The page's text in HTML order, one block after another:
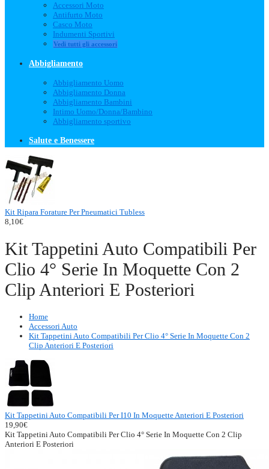
Accessori Moto
Antifurto Moto
Casco Moto
Indumenti Sportivi
Vedi tutti gli accessori
Abbigliamento
Abbigliamento Uomo
Abbigliamento Donna
Abbigliamento Bambini
Intimo Uomo/Donna/Bambino
Abbigliamento sportivo
Salute e Benessere
Kit Ripara Forature Per Pneumatici Tubless
8,10€
Kit Tappetini Auto Compatibili Per
Clio 4° Serie In Moquette Con 2
Clip Anteriori E Posteriori
Home
Accessori Auto
Kit Tappetini Auto Compatibili Per Clio 4° Serie In Moquette Con 2
Clip Anteriori E Posteriori
Kit Tappetini Auto Compatibili Per I10 In Moquette Anteriori E Posteriori
19,90€
Kit Tappetini Auto Compatibili Per Clio 4° Serie In Moquette Con 2 Clip
Anteriori E Posteriori